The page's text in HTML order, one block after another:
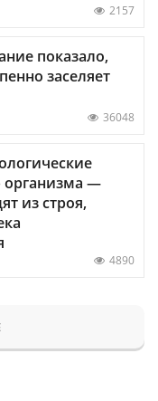
2157
показало,
заселяет
36048
организма —
из строя,
4890